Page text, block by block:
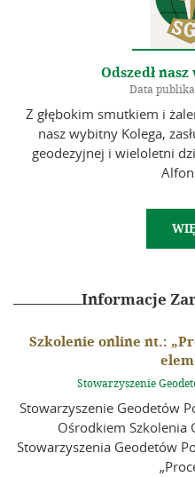
Odszedł
Data
Z głębokim smutkiem i
nasz wybitny Kolega,
geodezyjnej i wieloletni
Informacje
Szkolenie online nt.:
Stowarzyszenie
Stowarzyszenie Geodetów
Ośrodkiem Szkolenia
Stowarzyszenia Geodetów